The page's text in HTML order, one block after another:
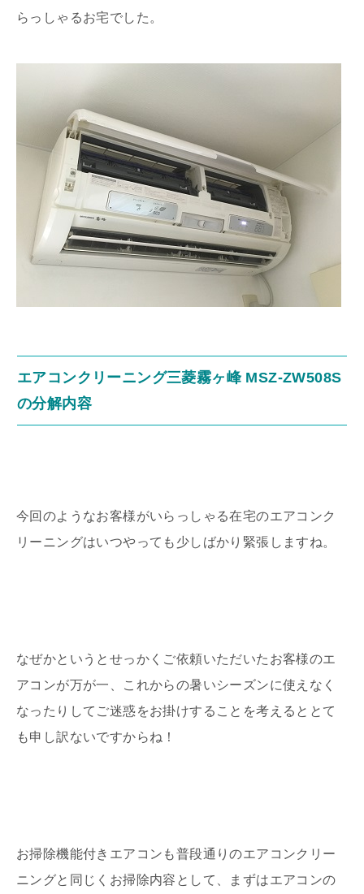
らっしゃるお宅でした。
エアコンクリーニング三菱霧ヶ峰 MSZ-ZW508S
の分解内容
今回のようなお客様がいらっしゃる在宅のエアコンク
リーニングはいつやっても少しばかり緊張しますね。
なぜかというとせっかくご依頼いただいたお客様のエ
アコンが万が一、これからの暑いシーズンに使えなく
なったりしてご迷惑をお掛けすることを考えるととて
も申し訳ないですからね！
お掃除機能付きエアコンも普段通りのエアコンクリー
ニングと同じくお掃除内容として、まずはエアコンの